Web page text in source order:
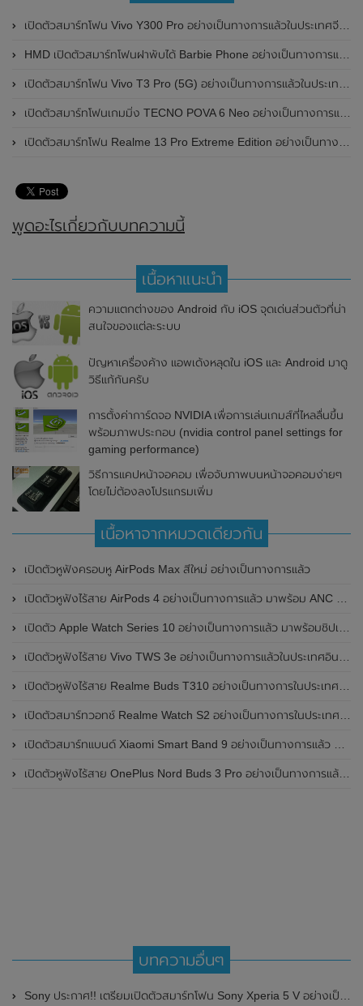
เปิดตัวสมาร์ทโฟน Vivo Y300 Pro อย่างเป็นทางการแล้วในประเทศจีน มาพร้อมดีไซน์พรีเมี่ยม ทนทาน และแบตเตอรี่สุดอึดขนาดใหญ่ 6,500mAh พร้อมรองรับการชาร์จไว 80W
HMD เปิดตัวสมาร์ทโฟนฝาพับได้ Barbie Phone อย่างเป็นทางการแล้ว มาพร้อมธีมสีชมพูสดใส
เปิดตัวสมาร์ทโฟน Vivo T3 Pro (5G) อย่างเป็นทางการแล้วในประเทศอินเดีย
เปิดตัวสมาร์ทโฟนเกมมิ่ง TECNO POVA 6 Neo อย่างเป็นทางการแล้วในประเทศไทย ในราคา 8,499 บาท
เปิดตัวสมาร์ทโฟน Realme 13 Pro Extreme Edition อย่างเป็นทางการแล้วในประเทศจีน
พูดอะไรเกี่ยวกับบทความนี้
เนื้อหาแนะนำ
ความแตกต่างของ Android กับ iOS จุดเด่นส่วนตัวที่น่า
สนใจของแต่ละระบบ
ปัญหาเครื่องค้าง แอพเด้งหลุดใน iOS และ Android มาดู
วิธีแก้กันครับ
การตั้งค่าการ์ดจอ NVIDIA เพื่อการเล่นเกมส์ที่ไหลลื่นขึ้น
พร้อมภาพประกอบ (nvidia control panel settings for
gaming performance)
วิธีการแคปหน้าจอคอม เพื่อจับภาพบนหน้าจอคอมง่ายๆ
โดยไม่ต้องลงโปรแกรมเพิ่ม
เนื้อหาจากหมวดเดียวกัน
เปิดตัวหูฟังครอบหู AirPods Max สีใหม่ อย่างเป็นทางการแล้ว
เปิดตัวหูฟังไร้สาย AirPods 4 อย่างเป็นทางการแล้ว มาพร้อม ANC และฟีเจอร์ใหม่มากมาย
เปิดตัว Apple Watch Series 10 อย่างเป็นทางการแล้ว มาพร้อมชิปเซ็ตรุ่น S10
เปิดตัวหูฟังไร้สาย Vivo TWS 3e อย่างเป็นทางการแล้วในประเทศอินเดีย มาพร้อมระบบตัดเสียงรบกวน ANC ที่ 30dB , ป้องกันฝุ่นและกันน้ำที่ระดับ IP54 , แบตเตอรี่สามารถใช้งานนานสูงสุด 36 ชั่วโมง
เปิดตัวหูฟังไร้สาย Realme Buds T310 อย่างเป็นทางการในประเทศอินเดีย มาพร้อมระบบตัดเสียงรบกวน ANC สูงสุด 46dB , เสียงรอบทิศทาง 360 องศา , แบตเตอรี่สามารถใช้งานได้นานสูงสุด 40 ชั่วโมง
เปิดตัวสมาร์ทวอทช์ Realme Watch S2 อย่างเป็นทางการในประเทศอินเดีย มาพร้อมตัวเรือนสแตนเลสสตีล , หน้าจอแสดงผล AMOLED ขนาด 1.43 นิ้ว , แบตเตอรี่ขนาดใหญ่ใช้งานได้นาน 20 วัน และรองรับคำสั่งเสียง Super AI Engine ที่ขับเคลื่อนโดย ChatGPT
เปิดตัวสมาร์ทแบนด์ Xiaomi Smart Band 9 อย่างเป็นทางการแล้ว มาพร้อมหน้าจอ AMOLED ขนาด 1.62 นิ้ว , ตัวเรือนเป็นโลหะ และแบตเตอรี่สุดอึดสามารถใช้งานได้นานถึง 21 วัน
เปิดตัวหูฟังไร้สาย OnePlus Nord Buds 3 Pro อย่างเป็นทางการแล้ว มาพร้อมระบบตัดเสียงรบกวน (ANC) สามารถลดเสียงรบกวนได้ 49dB และแบตเตอรี่สุดอึดใช้งานได้นานสูงสุดถึง 44 ชั่วโมง
บทความอื่นๆ
Sony ประกาศ!! เตรียมเปิดตัวสมาร์ทโฟน Sony Xperia 5 V อย่างเป็นทางการในวันที่ 1 กันยายน 2023 นี้